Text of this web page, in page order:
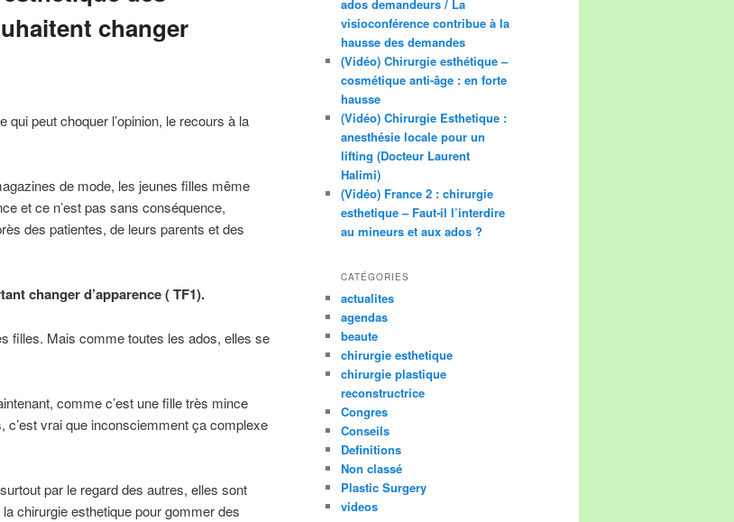
changer
peut choquer l’opinion, le recours à la
de mode, les jeunes filles même
et ce n’est pas sans conséquence,
des patientes, de leurs parents et des
changer d’apparence ( TF1).
filles. Mais comme toutes les ados, elles se
comme c’est une fille très mince
vrai que inconsciemment ça complexe
par le regard des autres, elles sont
chirurgie esthetique pour gommer des
ados demandeurs / La
visioconférence contribue à la
hausse des demandes
(Vidéo) Chirurgie esthétique –
cosmétique anti-âge : en forte
hausse
(Vidéo) Chirurgie Esthetique :
anesthésie locale pour un
lifting (Docteur Laurent
Halimi)
(Vidéo) France 2 : chirurgie
esthetique – Faut-il l’interdire
au mineurs et aux ados ?
CATÉGORIES
actualites
agendas
beaute
chirurgie esthetique
chirurgie plastique
reconstructrice
Congres
Conseils
Definitions
Non classé
Plastic Surgery
videos